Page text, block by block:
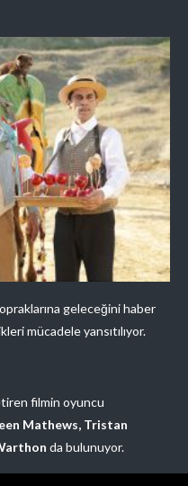
geleceğini haber
mücadele yansıtılıyor.
filmin oyuncu
Mathews, Tristan
da bulunuyor.